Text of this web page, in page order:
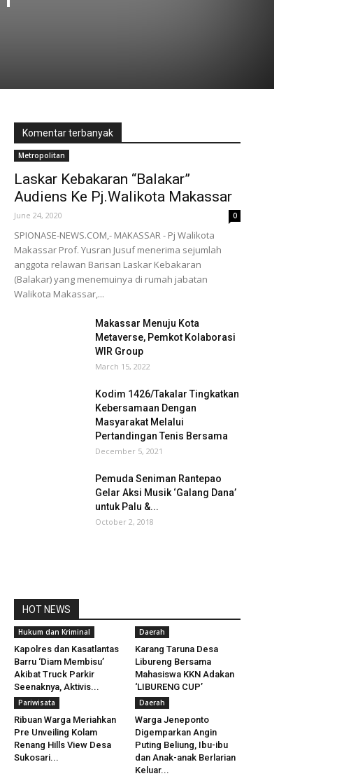
Komentar terbanyak
Metropolitan
Laskar Kebakaran “Balakar”
Audiens Ke Pj.Walikota Makassar
June 24, 2020 0
SPIONASE-NEWS.COM,- MAKASSAR - Pj Walikota
Makassar Prof. Yusran Jusuf menerima sejumlah
anggota relawan Barisan Laskar Kebakaran
(Balakar) yang menemuinya di rumah jabatan
Walikota Makassar,...
Makassar Menuju Kota
Metaverse, Pemkot Kolaborasi
WIR Group
March 15, 2022
Kodim 1426/Takalar Tingkatkan
Kebersamaan Dengan
Masyarakat Melalui
Pertandingan Tenis Bersama
December 5, 2021
Pemuda Seniman Rantepao
Gelar Aksi Musik ‘Galang Dana’
untuk Palu &...
October 2, 2018
HOT NEWS
Hukum dan Kriminal
Kapolres dan Kasatlantas
Barru ‘Diam Membisu’
Akibat Truck Parkir
Seenaknya, Aktivis...
Daerah
Karang Taruna Desa
Libureng Bersama
Mahasiswa KKN Adakan
‘LIBURENG CUP’
Pariwisata
Ribuan Warga Meriahkan
Pre Unveiling Kolam
Renang Hills View Desa
Sukosari...
Daerah
Warga Jeneponto
Digemparkan Angin
Puting Beliung, Ibu-ibu
dan Anak-anak Berlarian
Keluar...